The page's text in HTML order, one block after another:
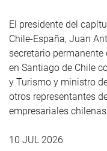
El presidente del
Chile-España, Juan
secretario permanente
en Santiago de Chile
y Turismo y ministro
otros representantes
empresariales
10 JUL 2026